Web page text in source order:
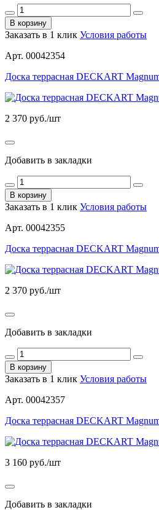
В корзину
Заказать в 1 клик Условия работы
Арт. 00042354
Доска террасная DECKART
2 370 руб./шт
Добавить в закладки
В корзину
Заказать в 1 клик Условия работы
Арт. 00042355
Доска террасная DECKART
2 370 руб./шт
Добавить в закладки
В корзину
Заказать в 1 клик Условия работы
Арт. 00042357
Доска террасная DECKART
3 160 руб./шт
Добавить в закладки